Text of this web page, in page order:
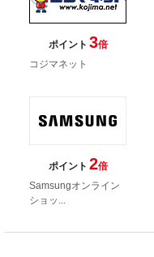
ポイント 3倍
コジマネット
ポイント 2倍
Samsungオンライン
ショッ...